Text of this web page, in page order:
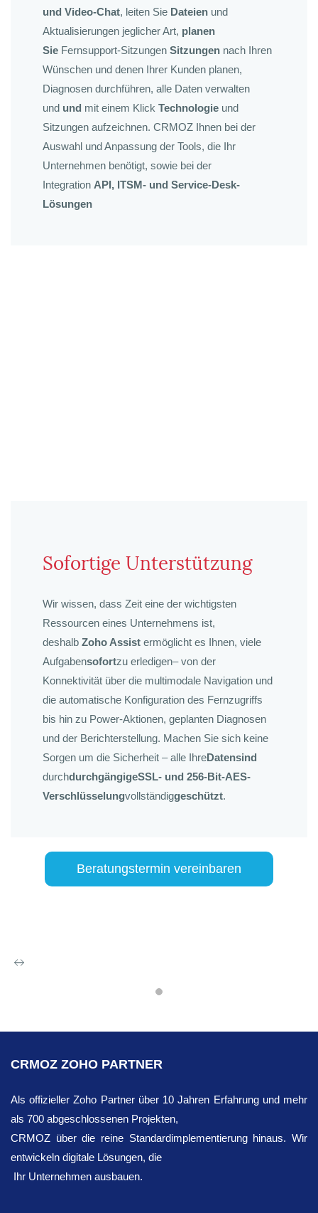
und Video-Chat, leiten Sie Dateien und
Aktualisierungen jeglicher Art, planen
Sie Fernsupport-Sitzungen Sitzungen nach Ihren
Wünschen und denen Ihrer Kunden planen,
Diagnosen durchführen, alle Daten verwalten
und und mit einem Klick Technologie und
Sitzungen aufzeichnen. CRMOZ Ihnen bei der
Auswahl und Anpassung der Tools, die Ihr
Unternehmen benötigt, sowie bei der
Integration API, ITSM- und Service-Desk-
Lösungen
Sofortige Unterstützung
Wir wissen, dass Zeit eine der wichtigsten
Ressourcen eines Unternehmens ist,
deshalb Zoho Assist ermöglicht es Ihnen, viele
Aufgabensofortzu erledigen– von der
Konnektivität über die multimodale Navigation und
die automatische Konfiguration des Fernzugriffs
bis hin zu Power-Aktionen, geplanten Diagnosen
und der Berichterstellung. Machen Sie sich keine
Sorgen um die Sicherheit – alle IhreDatensind
durchdurchgängigeSSL- und 256-Bit-AES-
Verschlüsselungvollständiggeschützt.
Beratungstermin vereinbaren
Zoho Assist
Zusätzliche Integrationen mit Anwendungen
bestimmte Vorgänge komfortabler gestalten
auf Basis CRM effizienter gestalten. Eine
solche Integration ist die Zoho Assist – ein
cloudbasiertes Tool für den Remote-
Kundensupport. Sie zielt darauf ab, IT-
CRMOZ ZOHO PARTNER
Als offizieller Zoho Partner über 10 Jahren Erfahrung und mehr
als 700 abgeschlossenen Projekten,
CRMOZ über die reine Standardimplementierung hinaus. Wir
entwickeln digitale Lösungen, die
Ihr Unternehmen ausbauen.